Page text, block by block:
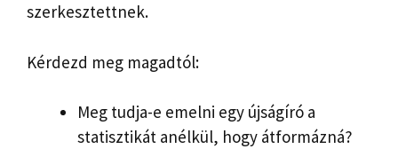
szerkesztettnek.
Kérdezd meg magadtól:
Meg tudja-e emelni egy újságíró a
statisztikát anélkül, hogy átformázná?